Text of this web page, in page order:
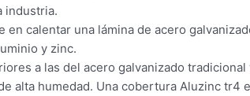
industria.
calentar una lámina de acero
y zinc.
a las del acero galvanizado tradicional
alta humedad. Una cobertura Aluzinc tr4